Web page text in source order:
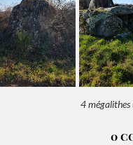
4
0